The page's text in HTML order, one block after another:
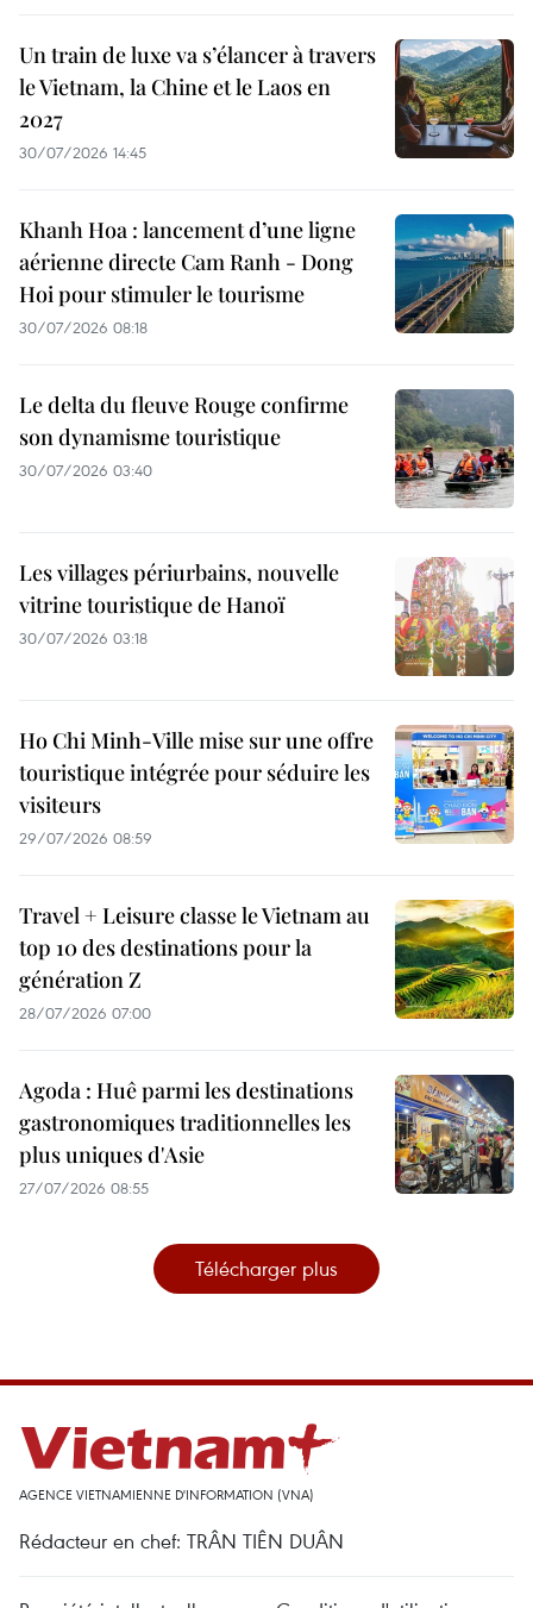
Un train de luxe va s’élancer à travers
le Vietnam, la Chine et le Laos en
2027
30/07/2026 14:45
Khanh Hoa : lancement d’une ligne
aérienne directe Cam Ranh - Dong
Hoi pour stimuler le tourisme
30/07/2026 08:18
Le delta du fleuve Rouge confirme
son dynamisme touristique
30/07/2026 03:40
Les villages périurbains, nouvelle
vitrine touristique de Hanoï
30/07/2026 03:18
Ho Chi Minh-Ville mise sur une offre
touristique intégrée pour séduire les
visiteurs
29/07/2026 08:59
Travel + Leisure classe le Vietnam au
top 10 des destinations pour la
génération Z
28/07/2026 07:00
Agoda : Huê parmi les destinations
gastronomiques traditionnelles les
plus uniques d'Asie
27/07/2026 08:55
Télécharger plus
AGENCE VIETNAMIENNE D'INFORMATION (VNA)
Rédacteur en chef: TRÂN TIÊN DUÂN